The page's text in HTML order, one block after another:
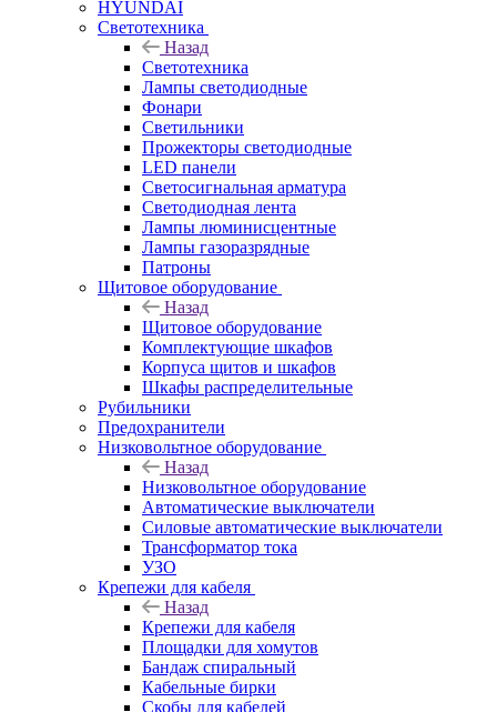
HYUNDAI
Светотехника
Назад
Светотехника
Лампы светодиодные
Фонари
Светильники
Прожекторы светодиодные
LED панели
Светосигнальная арматура
Светодиодная лента
Лампы люминисцентные
Лампы газоразрядные
Патроны
Щитовое оборудование
Назад
Щитовое оборудование
Комплектующие шкафов
Корпуса щитов и шкафов
Шкафы распределительные
Рубильники
Предохранители
Низковольтное оборудование
Назад
Низковольтное оборудование
Автоматические выключатели
Силовые автоматические выключатели
Трансформатор тока
УЗО
Крепежи для кабеля
Назад
Крепежи для кабеля
Площадки для хомутов
Бандаж спиральный
Кабельные бирки
Cкобы для кабелей